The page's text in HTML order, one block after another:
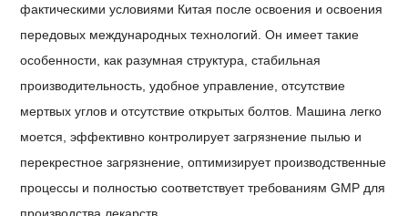
фактическими условиями Китая после освоения и освоения
передовых международных технологий. Он имеет такие
особенности, как разумная структура, стабильная
производительность, удобное управление, отсутствие
мертвых углов и отсутствие открытых болтов. Машина легко
моется, эффективно контролирует загрязнение пылью и
перекрестное загрязнение, оптимизирует производственные
процессы и полностью соответствует требованиям GMP для
производства лекарств.